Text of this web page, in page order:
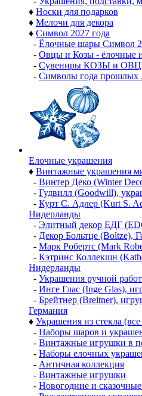
♦ Носки для подарков
♦ Мелочи для декора
♦ Символ 2027 года
- Ёлочные шары Символ
- Овцы и Козы - ёлочные
- Сувениры КОЗЫ и
- Символы года прошлых
Елочные украшения
♦ Винтажные украшения
- Винтер Деко (Winter
- Гудвилл (Goodwill),
- Курт С. Адлер (Kurt S.
Нидерланды
- Элитный декор ЕДГ
- Декор Больтце (Boltze),
- Марк Робертс (Mark
- Кэтринс Коллекшн
Нидерланды
- Украшения ручной
- Инге Глас (Inge Glas),
- Брейтнер (Breitner),
Германия
♦ Украшения из стекла
- Наборы шаров и
- Винтажные игрушки в
- Наборы елочных
- Античная коллекция
- Винтажные игрушки
- Новогодние и